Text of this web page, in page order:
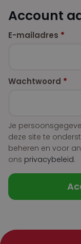
Account
E-mailadres *
Wachtwoord *
Je
deze site te
beheren en voor
ons privacybeleid.